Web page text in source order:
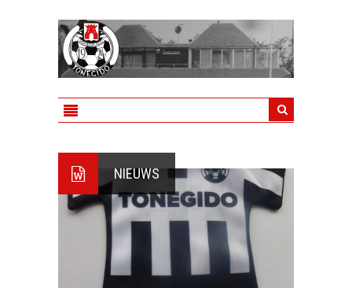
NIEUWS